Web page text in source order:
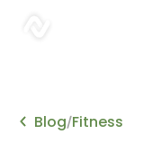
Blog/Fitness